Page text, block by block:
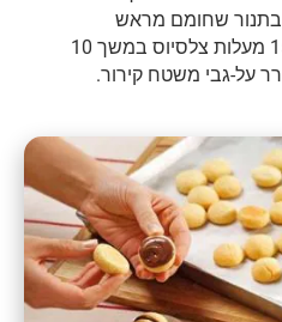
בתנור שחומם מראש
בטמפרטורה של 150 מעלות צלסיוס במשך 10
על-גבי משטח קירור.